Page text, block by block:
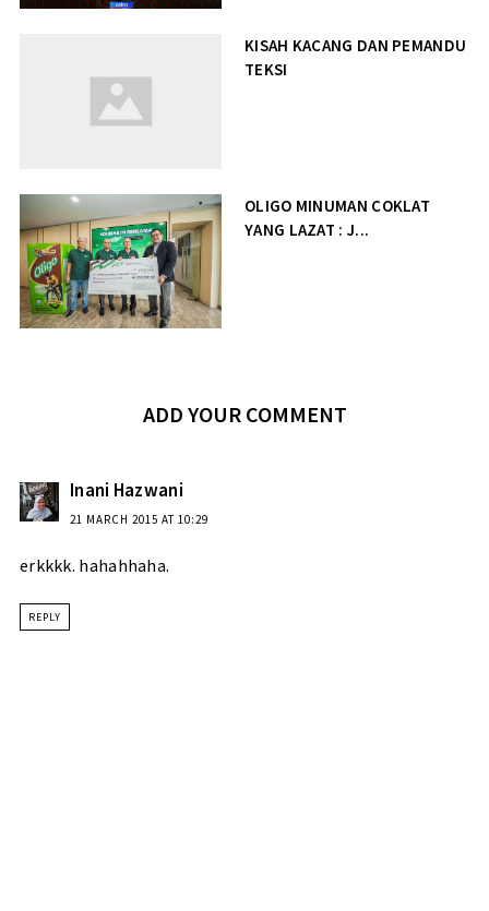
KISAH KACANG DAN PEMANDU
TEKSI
OLIGO MINUMAN COKLAT
YANG LAZAT : J...
ADD YOUR COMMENT
Inani Hazwani
21 MARCH 2015 AT 10:29
erkkkk. hahahhaha.
REPLY